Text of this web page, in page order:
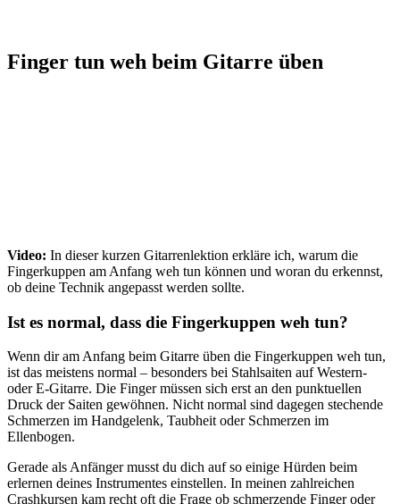
Finger tun weh beim Gitarre üben
Video: In dieser kurzen Gitarrenlektion erkläre ich, warum die
Fingerkuppen am Anfang weh tun können und woran du erkennst,
ob deine Technik angepasst werden sollte.
Ist es normal, dass die Fingerkuppen weh tun?
Wenn dir am Anfang beim Gitarre üben die Fingerkuppen weh tun,
ist das meistens normal – besonders bei Stahlsaiten auf Western-
oder E-Gitarre. Die Finger müssen sich erst an den punktuellen
Druck der Saiten gewöhnen. Nicht normal sind dagegen stechende
Schmerzen im Handgelenk, Taubheit oder Schmerzen im
Ellenbogen.
Gerade als Anfänger musst du dich auf so einige Hürden beim
erlernen deines Instrumentes einstellen. In meinen zahlreichen
Crashkursen kam recht oft die Frage ob schmerzende Finger oder